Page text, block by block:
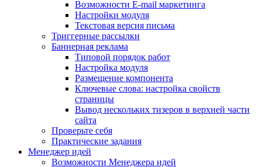
Возможности E-mail маркетинга
Настройки модуля
Текстовая версия письма
Триггерные рассылки
Баннерная реклама
Типовой порядок работ
Настройка модуля
Размещение компонента
Ключевые слова: настройка свойств
страницы
Вывод нескольких тизеров в верхней части
сайта
Проверьте себя
Практические задания
Менеджер идей
Возможности Менеджера идей